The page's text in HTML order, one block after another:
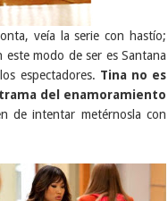
veía la serie con hastío;
este modo de ser es Santana
espectadores. Tina no es
trama del enamoramiento
de intentar metérnosla con